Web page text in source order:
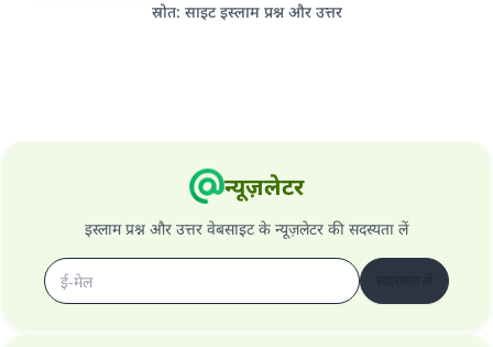
स्रोत: साइट इस्लाम प्रश्न और उत्तर
न्यूज़लेटर
इस्लाम प्रश्न और उत्तर वेबसाइट के न्यूज़लेटर की सदस्यता लें